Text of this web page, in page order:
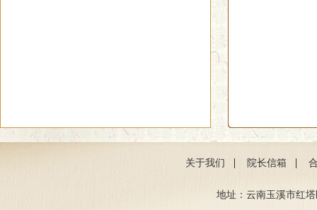
关于我们 | 院长信箱 |
地址：云南玉溪市红塔